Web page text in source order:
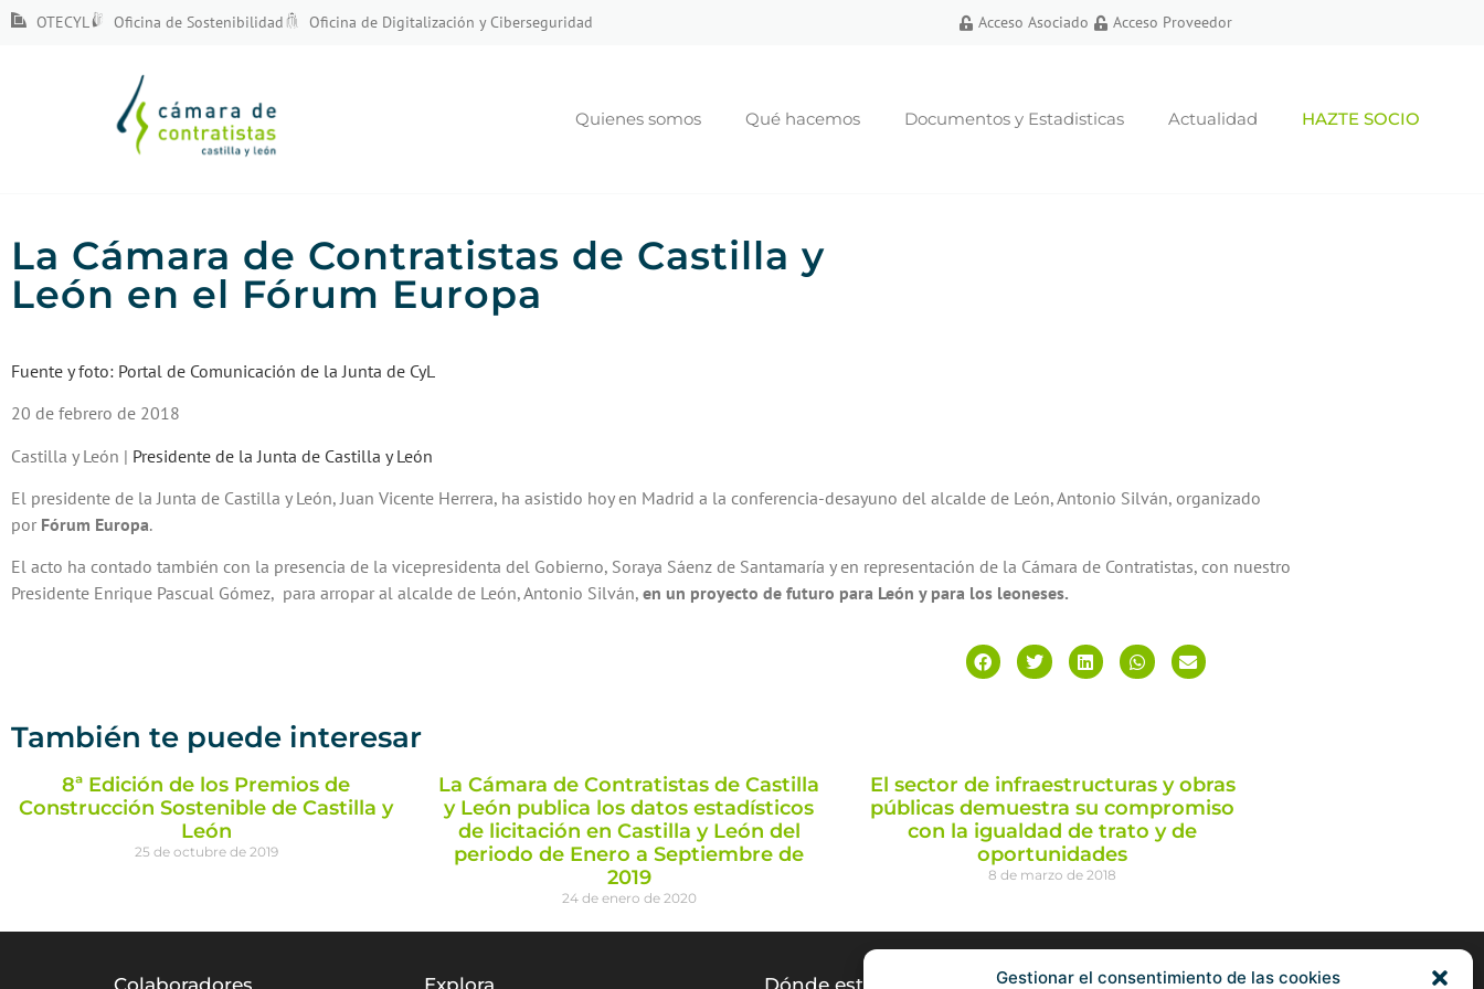
Gestionar el consentimiento de las cookies
OTECYL Oficina de Sostenibilidad Oficina de Digitalización y Ciberseguridad Acceso Asociado Acceso Proveedor
Quienes somos Qué hacemos Documentos y Estadisticas Actualidad HAZTE SOCIO
La Cámara de Contratistas de Castilla y
León en el Fórum Europa
Fuente y foto: Portal de Comunicación de la Junta de CyL
20 de febrero de 2018
Castilla y León | Presidente de la Junta de Castilla y León
El presidente de la Junta de Castilla y León, Juan Vicente Herrera, ha asistido hoy en Madrid a la conferencia-desayuno del alcalde de León, Antonio Silván, organizado
por Fórum Europa.
El acto ha contado también con la presencia de la vicepresidenta del Gobierno, Soraya Sáenz de Santamaría y en representación de la Cámara de Contratistas, con nuestro
Presidente Enrique Pascual Gómez, para arropar al alcalde de León, Antonio Silván, en un proyecto de futuro para León y para los leoneses.
También te puede interesar
8ª Edición de los Premios de
Construcción Sostenible de Castilla y
León
25 de octubre de 2019
La Cámara de Contratistas de Castilla
y León publica los datos estadísticos
de licitación en Castilla y León del
periodo de Enero a Septiembre de
2019
24 de enero de 2020
El sector de infraestructuras y obras
públicas demuestra su compromiso
con la igualdad de trato y de
oportunidades
8 de marzo de 2018